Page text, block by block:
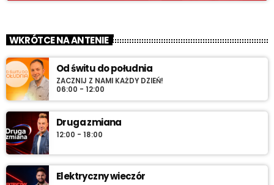
„Wieczór z Radiem RV” – codziennie wieczorem najlepsza
muzyka na zakończenie dnia. Spokojne rytmy, nastrojowe
dźwięki i klasyka, która tworzy klimat.
WKRÓTCE NA ANTENIE
Od świtu do południa
ZACZNIJ Z NAMI KAŻDY DZIEŃ!
06:00 - 12:00
Druga zmiana
12:00 - 18:00
Elektryczny wieczór